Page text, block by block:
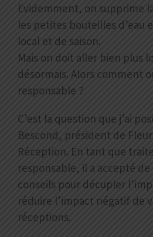
Evidemment, on supprime
les petites bouteilles d’eau
local et de saison.
Mais on doit aller bien plus
désormais. Alors comment
responsable ?
C’est la question que j’ai
Bescond, président de
Réception. En tant que
responsable, il a accepté
conseils pour décupler
réduire l’impact négatif de
réceptions.